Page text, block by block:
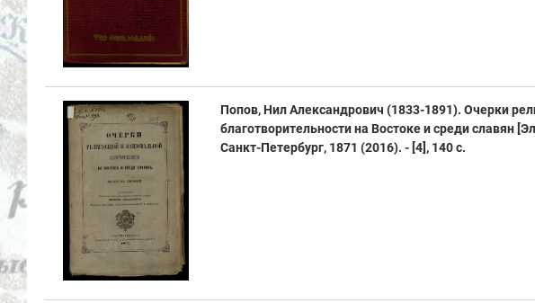
Попов, Нил Александрович (1833-1891). Очерки
благотворительности на Востоке и среди славян
Санкт-Петербург, 1871 (2016). - [4], 140 с.